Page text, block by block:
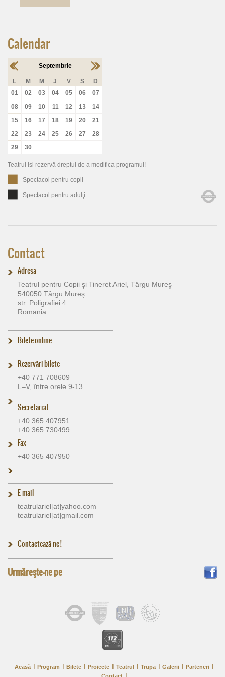
Calendar
Septembrie
L M M J V S
D
01
02 03 04 05 06
07
08
09 10 11 12 13
14
15
16 17 18 19 20
21
22
23 24 25 26 27
28
29
30
Teatrul isi rezervă dreptul de a modifica programul!
Spectacol pentru copii
Spectacol pentru adulţi
Contact
Adresa
Teatrul pentru Copii şi Tineret Ariel, Târgu Mureş
540050 Târgu Mureş
str. Poligrafiei 4
Romania
Bilete online
Rezervări bilete
+40 771 708609
L–V, între orele 9-13
Secretariat
+40 365 407951
+40 365 730499
Fax
+40 365 407950
E-mail
teatrulariel[at]​yahoo.com
teatrulariel[at]​gmail.com
Contactează-ne !
Urmăreşte-ne pe
Acasă Program Bilete Proiecte Teatrul Trupa Galerii
Parteneri